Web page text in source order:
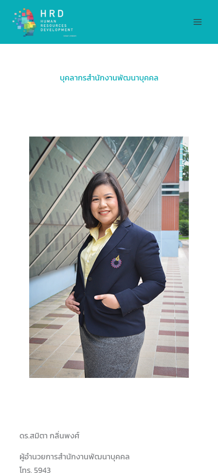
content
บุคลากรสำนักงานพัฒนาบุคคล
ดร.สมิตา กลิ่นพงศ์
ผู้อำนวยการสำนักงานพัฒนาบุคคล
โทร. 5943